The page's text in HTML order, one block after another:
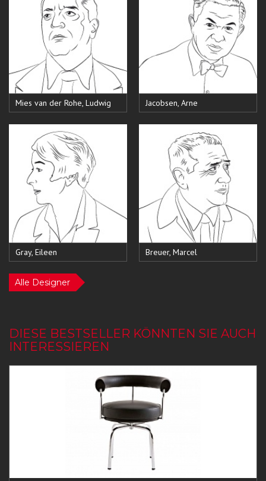
Mies van der Rohe, Ludwig Jacobsen, Arne
Gray, Eileen Breuer, Marcel
Alle Designer
DIESE BESTSELLER KÖNNTEN SIE AUCH
INTERESSIEREN